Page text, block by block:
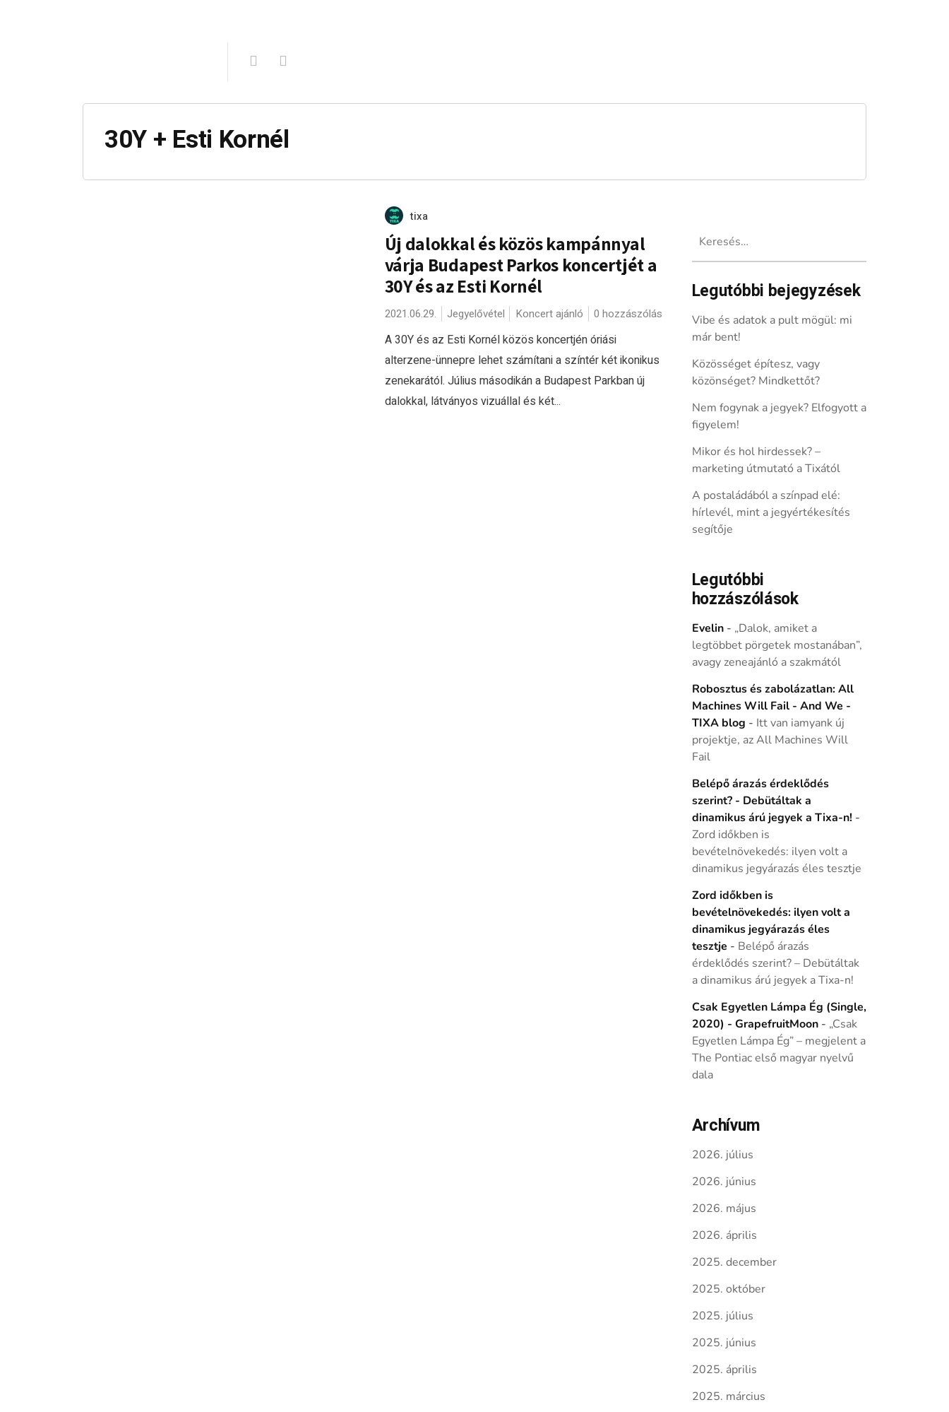
30Y + Esti Kornél
tixa
Új dalokkal és közös kampánnyal
várja Budapest Parkos koncertjét a
30Y és az Esti Kornél
2021.06.29. Jegyelővétel Koncert ajánló 0 hozzászólás
A 30Y és az Esti Kornél közös koncertjén óriási
alterzene-ünnepre lehet számítani a színtér két ikonikus
zenekarától. Július másodikán a Budapest Parkban új
dalokkal, látványos vizuállal és két...
Legutóbbi bejegyzések
Vibe és adatok a pult mögül: mi
már bent!
Közösséget építesz, vagy
közönséget? Mindkettőt?
Nem fogynak a jegyek? Elfogyott a
figyelem!
Mikor és hol hirdessek? –
marketing útmutató a Tixától
A postaládából a színpad elé:
hírlevél, mint a jegyértékesítés
segítője
Legutóbbi
hozzászólások
Evelin- „Dalok, amiket a
legtöbbet pörgetek mostanában”,
avagy zeneajánló a szakmától
Robosztus és zabolázatlan: All
Machines Will Fail - And We -
TIXA blog - Itt van iamyank új
projektje, az All Machines Will
Fail
Belépő árazás érdeklődés
szerint? - Debütáltak a
dinamikus árú jegyek a Tixa-n! -
Zord időkben is
bevételnövekedés: ilyen volt a
dinamikus jegyárazás éles tesztje
Zord időkben is
bevételnövekedés: ilyen volt a
dinamikus jegyárazás éles
tesztje - Belépő árazás
érdeklődés szerint? – Debütáltak
a dinamikus árú jegyek a Tixa-n!
Csak Egyetlen Lámpa Ég (Single,
2020) - GrapefruitMoon- „Csak
Egyetlen Lámpa Ég” – megjelent a
The Pontiac első magyar nyelvű
dala
Archívum
2026. július
2026. június
2026. május
2026. április
2025. december
2025. október
2025. július
2025. június
2025. április
2025. március